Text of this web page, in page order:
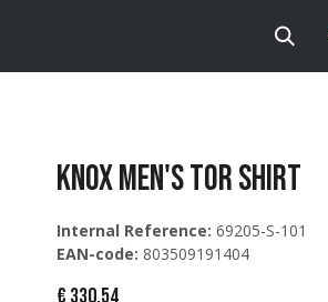
Knox Men's Tor Shirt
Internal Reference: 69205-S-101
EAN-code: 803509191404
€ 330,54